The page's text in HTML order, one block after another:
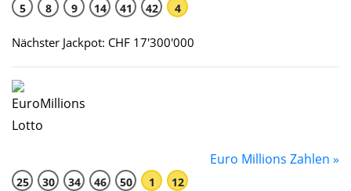
5 8 9 14 41 42 4
Nächster Jackpot: CHF 17'300'000
Euro Millions Zahlen »
25 30 34 46 50 1 12